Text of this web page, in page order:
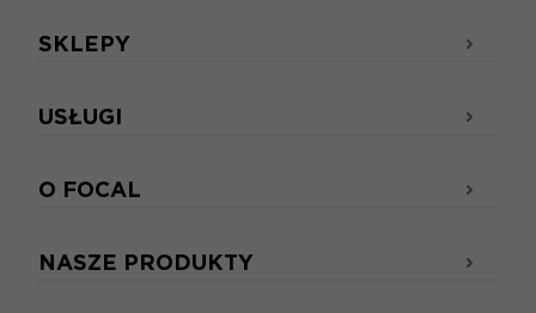
SKLEPY
USŁUGI
O FOCAL
NASZE PRODUKTY